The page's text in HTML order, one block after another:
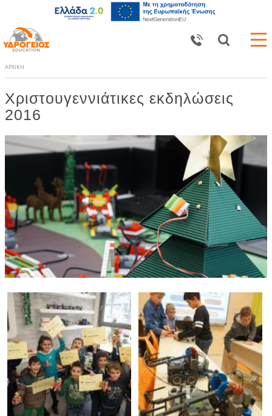
Υδρόγειος Education Εκπαιδευτική Ρομποτική
Υδρόγειος Καμάρα
Υδρόγειος Education Εκπαιδευτική Ρομποτική
ΑΡΧΙΚΗ
Χριστουγεννιάτικες εκδηλώσεις
2016